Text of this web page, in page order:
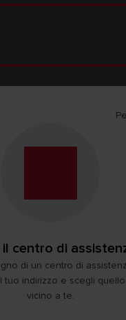
il centro di
di un centro di
tuo indirizzo e scegli
vicino a te.